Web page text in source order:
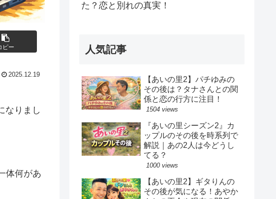
ピー
2025.12.19
なりまし
体何があ
た？恋と別れの真実！
人気記事
【あいの里2】パチゆみの
その後は？タナさんとの関
係と恋の行方に注目！
1504 views
『あいの里シーズン2』カ
ップルのその後を時系列で
解説｜あの2人は今どうし
てる？
1000 views
【あいの里2】ギタりんの
その後が気になる！あやか